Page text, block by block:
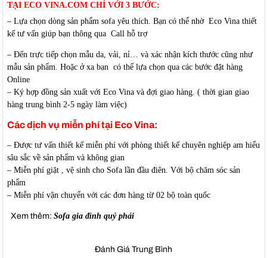
TẠI ECO VINA.COM CHỈ VỚI 3 BƯỚC:
– Lựa chọn dòng sản phẩm sofa yêu thích. Bạn có thể nhờ Eco Vina thiết
kế tư vấn giúp bạn thông qua Call hỗ trợ
– Đến trực tiếp chọn mẫu da, vải, nỉ… và xác nhận kích thước cũng như
mẫu sản phẩm. Hoặc ở xa bạn có thể lựa chọn qua các bước đặt hàng
Online
– Ký hợp đồng sản xuất với Eco Vina và đợi giao hàng. ( thời gian giao
hàng trung bình 2-5 ngày làm việc)
Các dịch vụ miễn phí tại Eco Vina:
– Được tư vấn thiết kế miễn phí với phòng thiết kế chuyên nghiệp am hiểu
sâu sắc về sản phẩm và không gian
– Miễn phí giặt , vệ sinh cho Sofa lần đầu điên. Với bộ chăm sóc sản
phẩm
– Miễn phí vận chuyển với các đơn hàng từ 02 bộ toàn quốc
Xem thêm: Sofa gia đình quý phái
Đánh Giá Trung Bình